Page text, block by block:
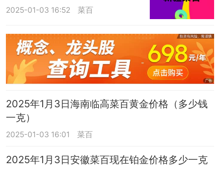
2025-01-03 16:52 菜百
2025年1月3日海南临高菜百黄金价格（多少钱
一克）
2025-01-03 16:01 菜百
2025年1月3日安徽菜百现在铂金价格多少一克